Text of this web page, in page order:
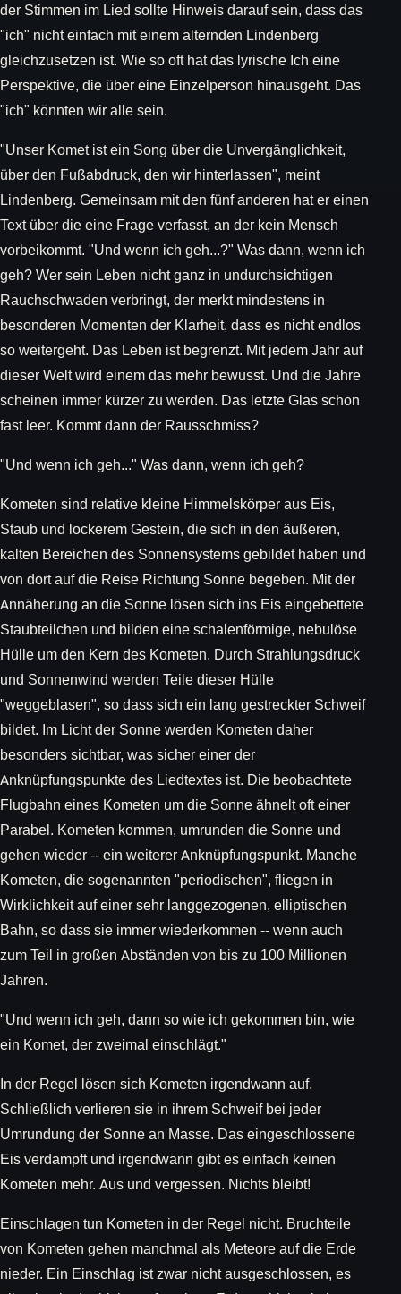
der Stimmen im Lied sollte Hinweis darauf sein, dass das
"ich" nicht einfach mit einem alternden Lindenberg
gleichzusetzen ist. Wie so oft hat das lyrische Ich eine
Perspektive, die über eine Einzelperson hinausgeht. Das
"ich" könnten wir alle sein.
"Unser Komet ist ein Song über die Unvergänglichkeit,
über den Fußabdruck, den wir hinterlassen", meint
Lindenberg. Gemeinsam mit den fünf anderen hat er einen
Text über die eine Frage verfasst, an der kein Mensch
vorbeikommt. "Und wenn ich geh...?" Was dann, wenn ich
geh? Wer sein Leben nicht ganz in undurchsichtigen
Rauchschwaden verbringt, der merkt mindestens in
besonderen Momenten der Klarheit, dass es nicht endlos
so weitergeht. Das Leben ist begrenzt. Mit jedem Jahr auf
dieser Welt wird einem das mehr bewusst. Und die Jahre
scheinen immer kürzer zu werden. Das letzte Glas schon
fast leer. Kommt dann der Rausschmiss?
"Und wenn ich geh..." Was dann, wenn ich geh?
Kometen sind relative kleine Himmelskörper aus Eis,
Staub und lockerem Gestein, die sich in den äußeren,
kalten Bereichen des Sonnensystems gebildet haben und
von dort auf die Reise Richtung Sonne begeben. Mit der
Annäherung an die Sonne lösen sich ins Eis eingebettete
Staubteilchen und bilden eine schalenförmige, nebulöse
Hülle um den Kern des Kometen. Durch Strahlungsdruck
und Sonnenwind werden Teile dieser Hülle
"weggeblasen", so dass sich ein lang gestreckter Schweif
bildet. Im Licht der Sonne werden Kometen daher
besonders sichtbar, was sicher einer der
Anknüpfungspunkte des Liedtextes ist. Die beobachtete
Flugbahn eines Kometen um die Sonne ähnelt oft einer
Parabel. Kometen kommen, umrunden die Sonne und
gehen wieder -- ein weiterer Anknüpfungspunkt. Manche
Kometen, die sogenannten "periodischen", fliegen in
Wirklichkeit auf einer sehr langgezogenen, elliptischen
Bahn, so dass sie immer wiederkommen -- wenn auch
zum Teil in großen Abständen von bis zu 100 Millionen
Jahren.
"Und wenn ich geh, dann so wie ich gekommen bin, wie
ein Komet, der zweimal einschlägt."
In der Regel lösen sich Kometen irgendwann auf.
Schließlich verlieren sie in ihrem Schweif bei jeder
Umrundung der Sonne an Masse. Das eingeschlossene
Eis verdampft und irgendwann gibt es einfach keinen
Kometen mehr. Aus und vergessen. Nichts bleibt!
Einschlagen tun Kometen in der Regel nicht. Bruchteile
von Kometen gehen manchmal als Meteore auf die Erde
nieder. Ein Einschlag ist zwar nicht ausgeschlossen, es